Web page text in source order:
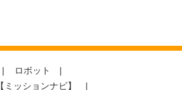
ロボット
ッションナビ】